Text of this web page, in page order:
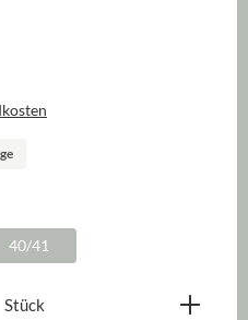
40/41
Wert ein
Stück